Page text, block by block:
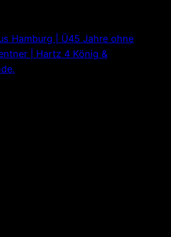
Hamburg | Ü45 Jahre ohne
| Hartz 4 König &